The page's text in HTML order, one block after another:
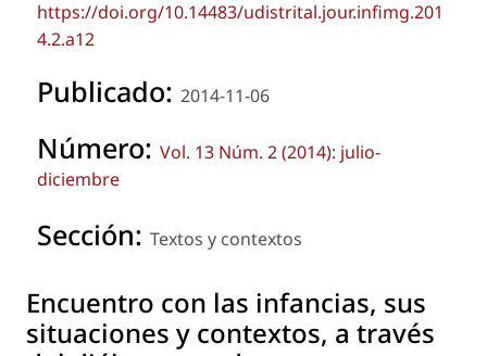
https://doi.org/10.14483/udistrital.jour.infimg.201
4.2.a12
Publicado: 2014-11-06
Número: Vol. 13 Núm. 2 (2014): julio-
diciembre
Sección: Textos y contextos
Encuentro con las infancias, sus
situaciones y contextos, a través